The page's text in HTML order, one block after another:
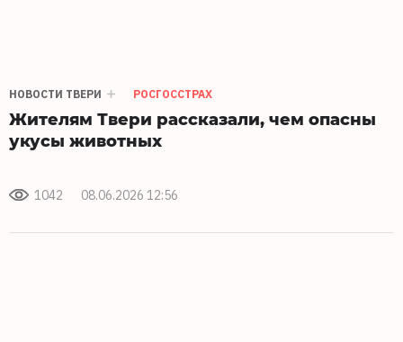
НОВОСТИ ТВЕРИ РОСГОССТРАХ
Жителям Твери рассказали, чем опасны
укусы животных
1042 08.06.2026 12:56